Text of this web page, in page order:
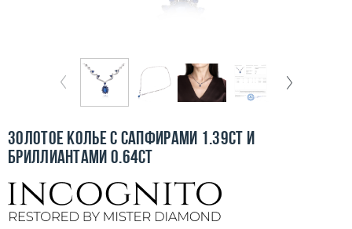
О компании
Контакты
3D-тур по шоуруму
Золотое колье с сапфирами 1.39ct и
бриллиантами 0.64ct